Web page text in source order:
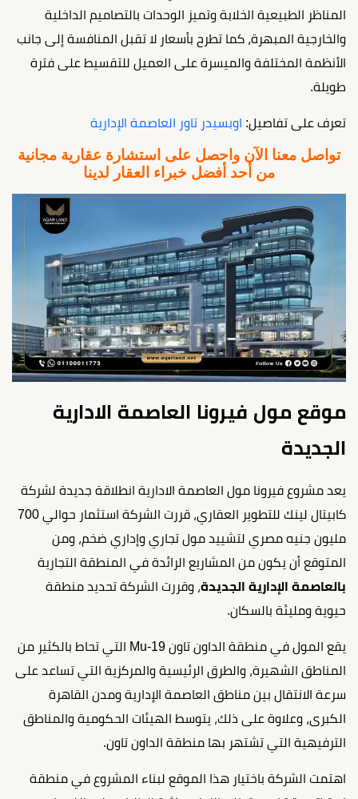
المناظر الطبيعية الخلابة وتميز الوحدات بالتصاميم الداخلية
والخارجية المبهرة، كما تطرح بأسعار لا تقبل المنافسة إلى جانب
الأنظمة المختلفة والميسرة على العميل للتقسيط على فترة
طويلة.
تعرف على تفاصيل: اوبسيدر تاور العاصمة الإدارية
تواصل معنا الآن واحصل على استشارة عقارية مجانية
من أحد أفضل خبراء العقار لدينا
موقع مول فيرونا العاصمة الادارية
الجديدة
يعد مشروع فيرونا مول العاصمة الادارية انطلاقة جديدة لشركة
كابيتال لينك للتطوير العقاري، قررت الشركة استثمار حوالي 700
مليون جنيه مصري لتشييد مول تجاري وإداري ضخم، ومن
المتوقع أن يكون من المشاريع الرائدة في المنطقة التجارية
بالعاصمة الإدارية الجديدة، وقررت الشركة تحديد منطقة
حيوية ومليئة بالسكان.
يقع المول في منطقة الداون تاون Mu-19 التي تحاط بالكثير من
المناطق الشهيرة، والطرق الرئيسية والمركزية التي تساعد على
سرعة الانتقال بين مناطق العاصمة الإدارية ومدن القاهرة
الكبرى، وعلاوة على ذلك، يتوسط الهيئات الحكومية والمناطق
الترفيهية التي تشتهر بها منطقة الداون تاون.
اهتمت الشركة باختيار هذا الموقع لبناء المشروع في منطقة